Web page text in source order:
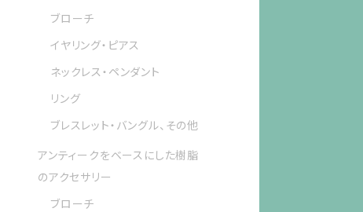
ブローチ
イヤリング・ピアス
ネックレス・ペンダント
リング
ブレスレット・バングル、その他
アンティークをベースにした樹脂
のアクセサリー
ブローチ